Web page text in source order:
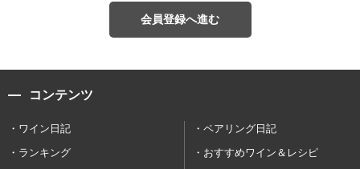
会員登録へ進む
コンテンツ
ワイン日記
ペアリング日記
ランキング
おすすめワイン＆レシピ